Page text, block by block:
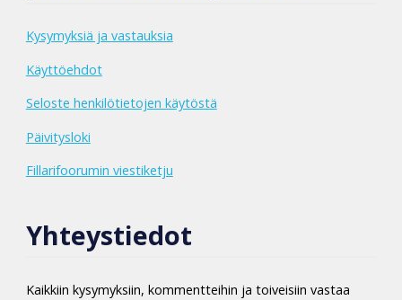
Kysymyksiä ja vastauksia
Käyttöehdot
Seloste henkilötietojen käytöstä
Päivitysloki
Fillarifoorumin viestiketju
Yhteystiedot
Kaikkiin kysymyksiin, kommentteihin ja toiveisiin vastaa